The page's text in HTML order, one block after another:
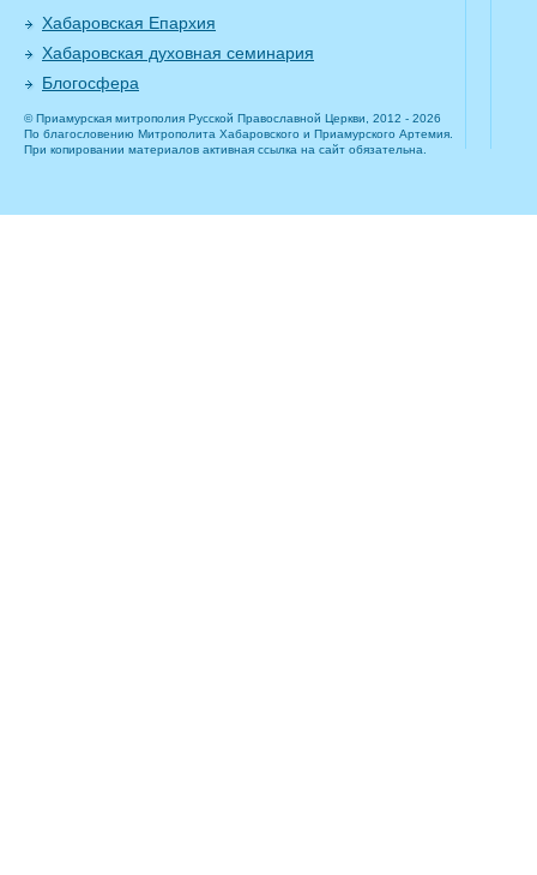
Хабаровская Епархия
Хабаровская духовная семинария
Блогосфера
© Приамурская митрополия Русской Православной Церкви, 2012 - 2026
По благословению Митрополита Хабаровского и Приамурского Артемия.
При копировании материалов активная ссылка на сайт обязательна.